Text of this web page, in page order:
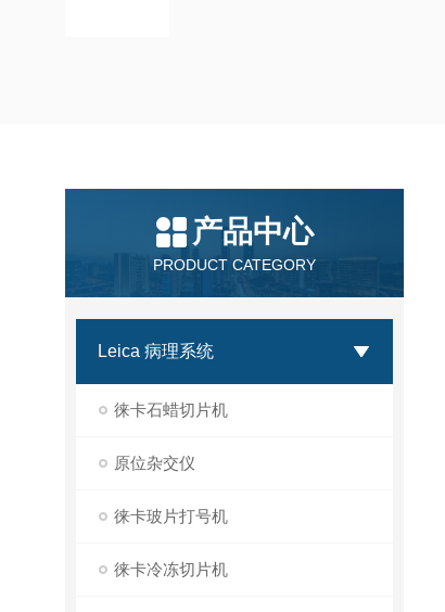
产品中心
PRODUCT CATEGORY
Leica 病理系统
徕卡石蜡切片机
原位杂交仪
徕卡玻片打号机
徕卡冷冻切片机